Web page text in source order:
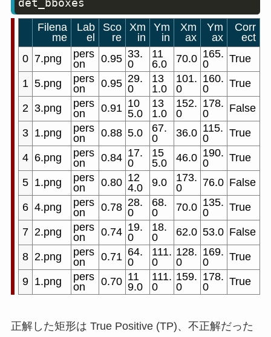
det_bboxes
Filena
me
Lab
el
Sco
re
Xm
in
Ym
in
Xm
ax
Ym
ax
Corr
ect
0 7.png
pers
on
0.95 33.
0
11
6.0
70.0 165.
0
True
1 5.png
pers
on
0.95 29.
0
13
1.0
101.
0
160.
0
True
2 3.png
pers
on
0.91 10
5.0
13
1.0
152.
0
178.
0
False
3 1.png
pers
on
0.88 5.0
67.
0
36.0 115.
0
True
4 6.png
pers
on
0.84 17.
0
15
5.0
46.0 190.
0
True
5 1.png
pers
on
0.80 12
4.0
9.0
173.
0
76.0 False
6 4.png
pers
on
0.78 28.
0
68.
0
70.0 135.
0
True
7 2.png
pers
on
0.74 19.
0
18.
0
62.0 53.0 False
8 2.png
pers
on
0.71 64.
0
111.
0
128.
0
169.
0
True
9 1.png
pers
on
0.70 11
9.0
111.
0
159.
0
178.
0
True
正解した矩形は True Positive (TP)、不正解だった